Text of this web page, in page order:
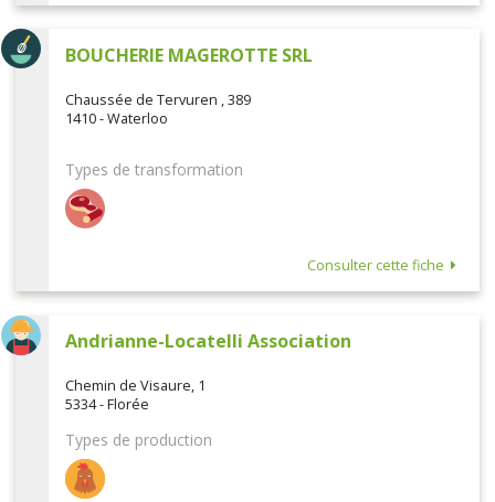
BOUCHERIE MAGEROTTE SRL
Chaussée de Tervuren , 389
1410 - Waterloo
Types de transformation
Consulter cette fiche
Andrianne-Locatelli Association
Chemin de Visaure, 1
5334 - Florée
Types de production